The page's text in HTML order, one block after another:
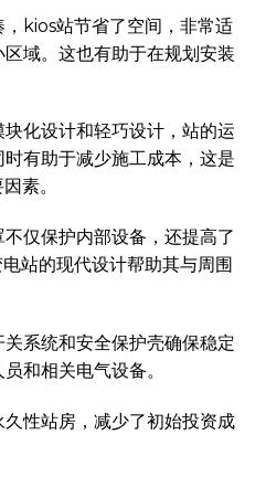
，kios站节省了空间，非常适
域。这也有助于在规划安装
块化设计和轻巧设计，站的运
有助于减少施工成本，这是
素。
仅保护内部设备，还提高了
站的现代设计帮助其与周围
系统和安全保护壳确保稳定
和相关电气设备。
性站房，减少了初始投资成